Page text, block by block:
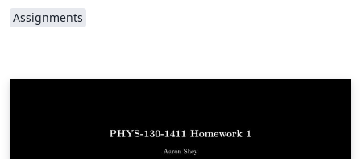
Assignments